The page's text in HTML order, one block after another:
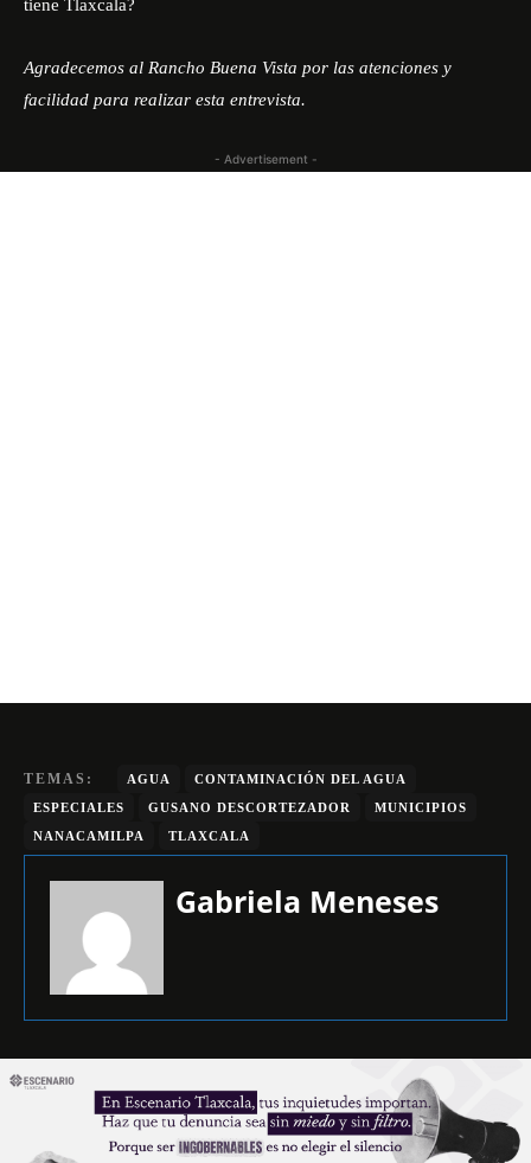
tiene Tlaxcala?
Agradecemos al Rancho Buena Vista por las atenciones y
facilidad para realizar esta entrevista.
- Advertisement -
TEMAS: AGUA
CONTAMINACIÓN DEL AGUA
ESPECIALES
GUSANO DESCORTEZADOR
MUNICIPIOS
NANACAMILPA
TLAXCALA
Gabriela Meneses